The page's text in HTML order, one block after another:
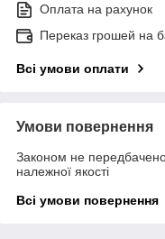
Оплата на рахунок
Переказ грошей на
Всі умови оплати
Умови повернення
Законом не
належної якості
Всі умови повернення